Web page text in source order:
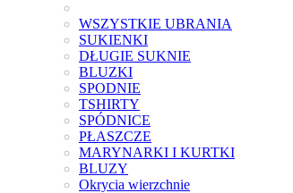
WSZYSTKIE UBRANIA
SUKIENKI
DŁUGIE SUKNIE
BLUZKI
SPODNIE
TSHIRTY
SPÓDNICE
PŁASZCZE
MARYNARKI I KURTKI
BLUZY
Okrycia wierzchnie